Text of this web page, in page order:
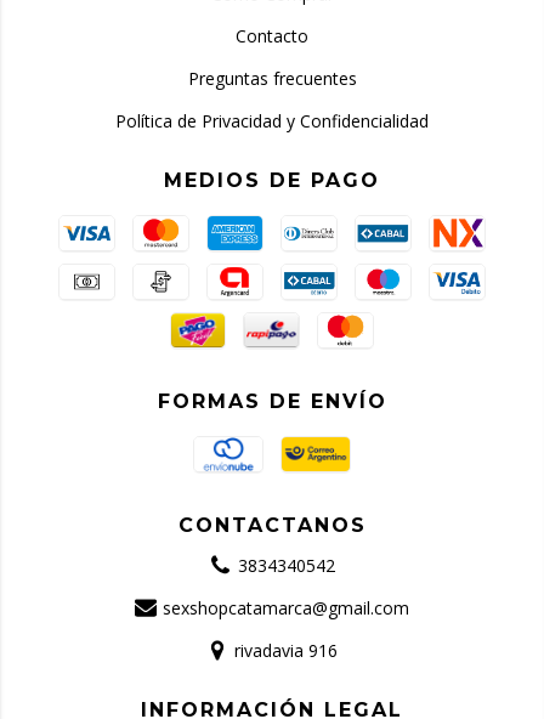
Contacto
Preguntas frecuentes
Política de Privacidad y Confidencialidad
MEDIOS DE PAGO
FORMAS DE ENVÍO
CONTACTANOS
3834340542
sexshopcatamarca@gmail.com
rivadavia 916
INFORMACIÓN LEGAL